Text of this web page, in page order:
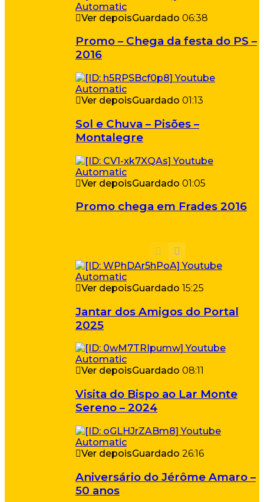
Ver depoisGuardado 06:38
Promo – Chega da festa do PS –
2016
Ver depoisGuardado 01:13
Sol e Chuva – Pisões –
Montalegre
Ver depoisGuardado 01:05
Promo chega em Frades 2016
Ver depoisGuardado 15:25
Jantar dos Amigos do Portal
2025
Ver depoisGuardado 08:11
Visita do Bispo ao Lar Monte
Sereno – 2024
Ver depoisGuardado 26:16
Aniversário do Jérôme Amaro –
50 anos